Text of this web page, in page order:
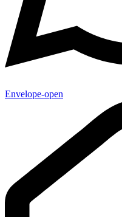
Envelope-open